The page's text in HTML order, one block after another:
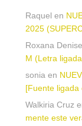
Raquel en
2025
Roxana Denise
M (Letra
sonia en
[Fuente ligada
Walkiria Cruz
mente este